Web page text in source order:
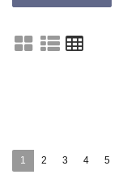
1 2 3 4 5